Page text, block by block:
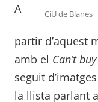
CiU de Blanes
A
partir d’aquest
amb el Can’t
seguit
la llista parlant